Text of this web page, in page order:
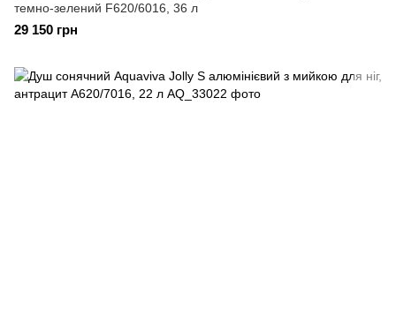
темно-зелений F620/6016, 36 л
29 150 грн